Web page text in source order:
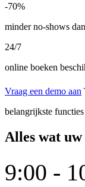
-70%
-70%
minder no-shows
24/7
online boeken
Vraag een demo aan
belangrijkste functies
Alles wat
9:00 -